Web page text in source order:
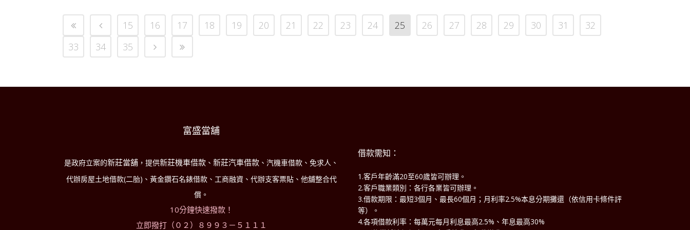
15 16 17 18 19 20 21 22 23 24 25 26 27 28 29 30 31
32
33
34 35
富盛當舖
是政府立案的新莊當舖 ，提供新莊機車借款 、 新莊汽車借款 、汽機車借款、免求人、
代辦房屋土地借款(二胎)、黃金鑽石名錶借款、工商融資、代辦支客票貼、他舖整合代
償。
10分鐘快速撥款！
立即撥打（０２）８９９３－５１１１
借款需知：
1.客戶年齡滿20至60歲皆可辦理。
2.客戶職業類別：各行各業皆可辦理。
3.借款期限：最短3個月、最長60個月；月利率2.5%本息分期攤還（依信用卡條件評
等）。
4.各項借款利率：每萬元每月利息最高2.5%、年息最高30%